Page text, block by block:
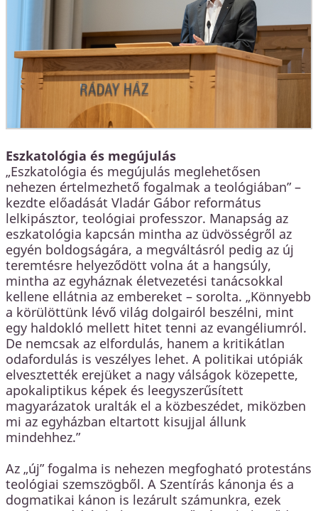
Eszkatológia és megújulás
„Eszkatológia és megújulás meglehetősen
nehezen értelmezhető fogalmak a teológiában” –
kezdte előadását Vladár Gábor református
lelkipásztor, teológiai professzor. Manapság az
eszkatológia kapcsán mintha az üdvösségről az
egyén boldogságára, a megváltásról pedig az új
teremtésre helyeződött volna át a hangsúly,
mintha az egyháznak életvezetési tanácsokkal
kellene ellátnia az embereket – sorolta. „Könnyebb
a körülöttünk lévő világ dolgairól beszélni, mint
egy haldokló mellett hitet tenni az evangéliumról.
De nemcsak az elfordulás, hanem a kritikátlan
odafordulás is veszélyes lehet. A politikai utópiák
elvesztették erejüket a nagy válságok közepette,
apokaliptikus képek és leegyszerűsített
magyarázatok uralták el a közbeszédet, miközben
mi az egyházban eltartott kisujjal állunk
mindehhez.”
Az „új” fogalma is nehezen megfogható protestáns
teológiai szemszögből. A Szentírás kánonja és a
dogmatikai kánon is lezárult számunkra, ezek